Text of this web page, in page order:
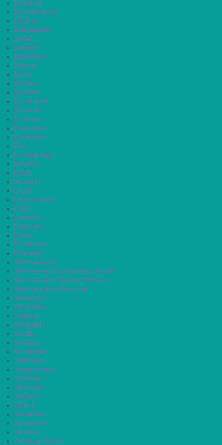
Добрянка
Долгопрудный
Долинск
Домодедово
Донецк
Донской
Дорогобуж
Дрезна
Дубна
Дубовка
Дудинка
Духовщина
Дюртюли
Дятьково
Евпатория
Егорьевск
Ейск
Екатеринбург
Елабуга
Елец
Елизово
Ельня
Еманжелинск
Емва
Енисейск
Ермолино
Ершов
Ессентуки
Ефремов
Железноводск
Железногорск Красноярский край
Железногорск Курская область
Железногорск-Илимский
Жердевка
Жигулёвск
Жиздра
Жирновск
Жуков
Жуковка
Жуковский
Завитинск
Заводоуковск
Заволжск
Заволжье
Задонск
Заинск
Закаменск
Заозёрный
Заозёрск
Западная Двина